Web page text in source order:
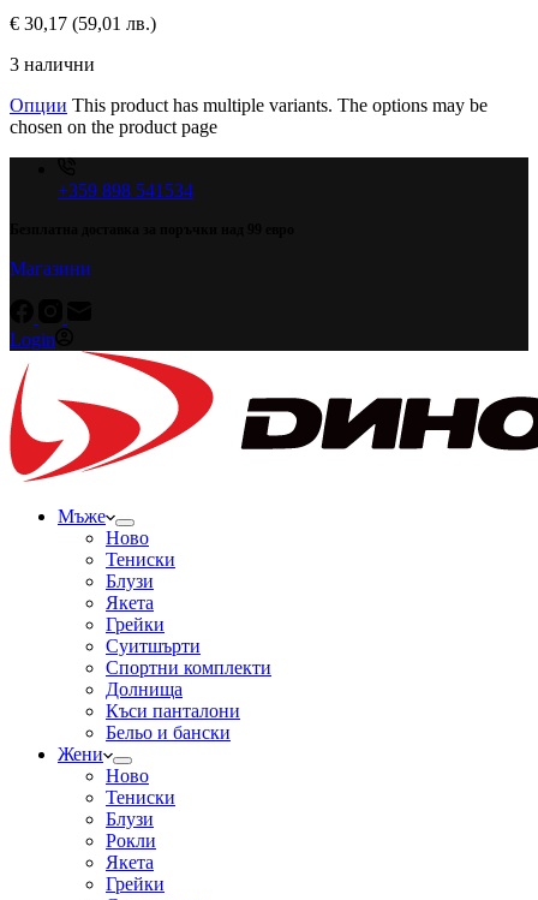
€ 30,17 (59,01 лв.)
3 налични
Опции This product has multiple variants. The options may be
chosen on the product page
+359 898 541534
Магазини
Login
Мъже
Ново
Тениски
Блузи
Якета
Грейки
Суитшърти
Спортни комплекти
Долнища
Къси панталони
Бельо и бански
Жени
Ново
Тениски
Блузи
Рокли
Якета
Грейки